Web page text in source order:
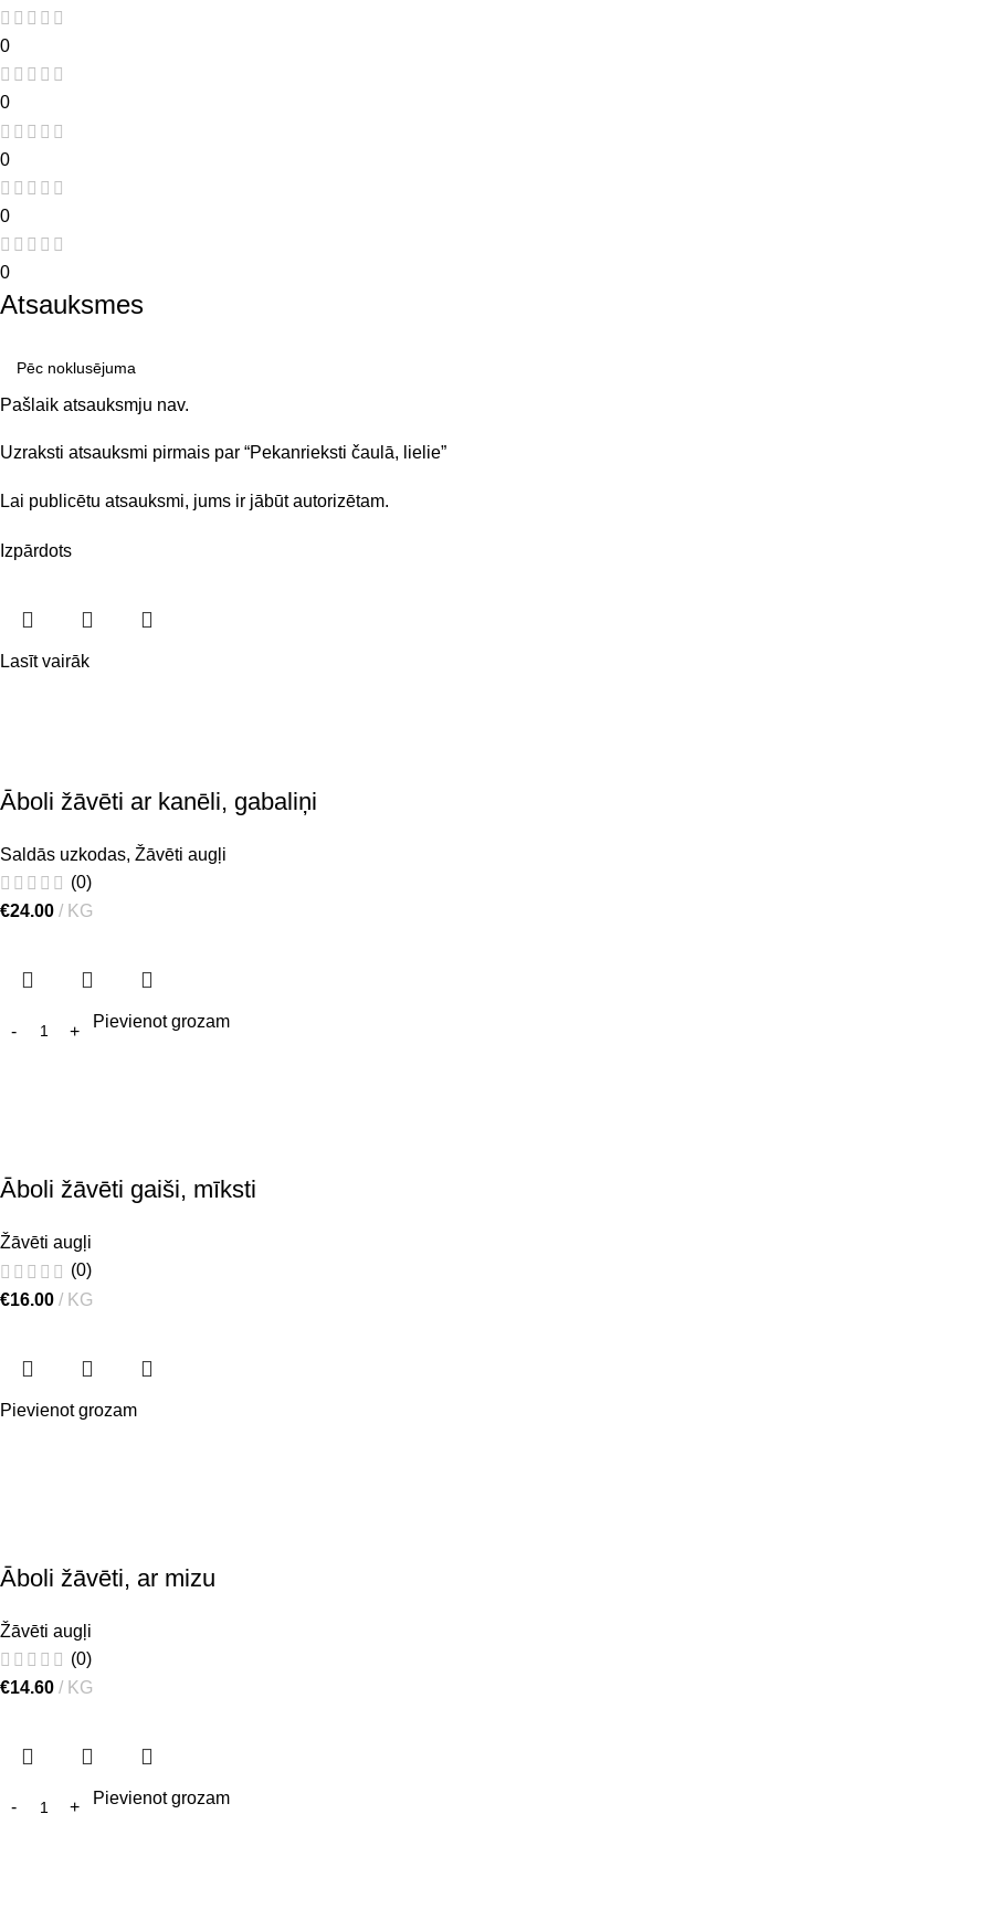
0
0
0
0
0
Atsauksmes
Pašlaik atsauksmju nav.
Uzraksti atsauksmi pirmais par “Pekanrieksti čaulā, lielie”
Lai publicētu atsauksmi, jums ir jābūtautorizētam.
Izpārdots
Lasīt vairāk
Āboli žāvēti ar kanēli, gabaliņi
Saldās uzkodas, Žāvēti augļi
(0)
€24.00 KG
Pievienot grozam
Āboli žāvēti gaiši, mīksti
Žāvēti augļi
(0)
€16.00 KG
Pievienot grozam
Āboli žāvēti, ar mizu
Žāvēti augļi
(0)
€14.60 KG
Pievienot grozam